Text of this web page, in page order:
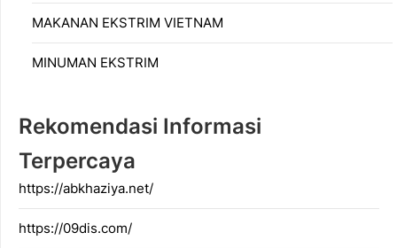
MAKANAN EKSTRIM VIETNAM
MINUMAN EKSTRIM
Rekomendasi Informasi
Terpercaya
https://abkhaziya.net/
https://09dis.com/